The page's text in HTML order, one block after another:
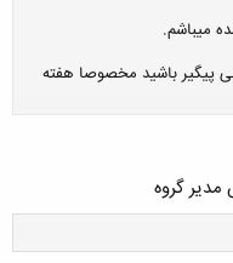
میباشم.
پیگیر باشید مخصوصا هفته
گروه